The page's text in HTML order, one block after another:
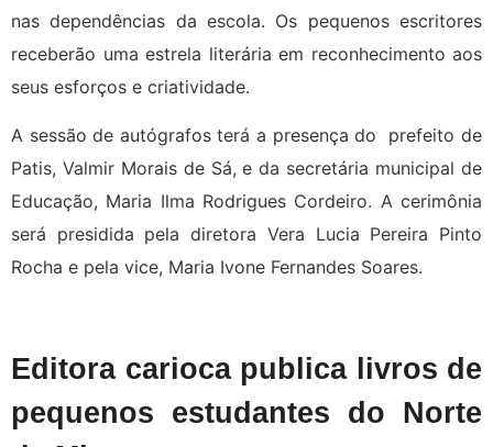
nas dependências da escola. Os pequenos escritores
receberão uma estrela literária em reconhecimento aos
seus esforços e criatividade.
A sessão de autógrafos terá a presença do prefeito de
Patis, Valmir Morais de Sá, e da secretária municipal de
Educação, Maria Ilma Rodrigues Cordeiro. A cerimônia
será presidida pela diretora Vera Lucia Pereira Pinto
Rocha e pela vice, Maria Ivone Fernandes Soares.
Editora carioca publica livros de
pequenos estudantes do Norte